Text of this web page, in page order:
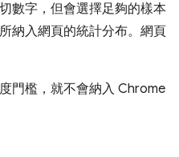
數字，但會選擇足夠的樣本
納入網頁的統計分布。網頁
門檻，就不會納入 Chrome